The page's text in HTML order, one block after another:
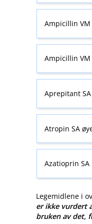
Ampicillin
Ampicillin
Aprepitant
Atropin SA
Azatioprin
Legemidlene i
er ikke vurdert
bruken av det,